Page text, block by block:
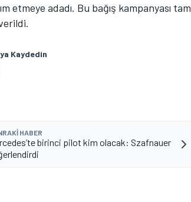
etmeye adadı. Bu bağış kampanyası tam
Kaydedin
HABER
birinci pilot kim olacak: Szafnauer